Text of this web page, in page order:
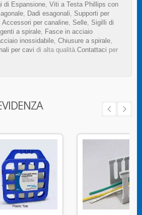
di Espansione, Viti a Testa Phillips con
, Dadi esagonali, Supporti per
Accessori per canaline, Selle, Sigilli di
a spirale, Fasce in acciaio
inossidabile, Chiusure a spirale,
per cavi di alta qualità.Contattaci per